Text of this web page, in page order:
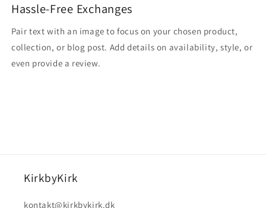
Hassle-Free Exchanges
Pair text with an image to focus on your chosen product,
collection, or blog post. Add details on availability, style, or
even provide a review.
KirkbyKirk
kontakt@kirkbykirk.dk